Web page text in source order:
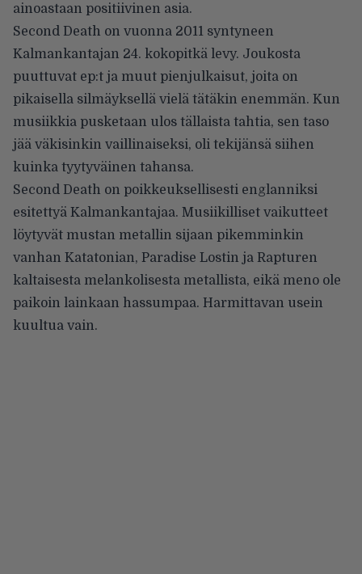
ainoastaan positiivinen asia.
Second Death on vuonna 2011 syntyneen
Kalmankantajan 24. kokopitkä levy. Joukosta
puuttuvat ep:t ja muut pienjulkaisut, joita on
pikaisella silmäyksellä vielä tätäkin enemmän. Kun
musiikkia pusketaan ulos tällaista tahtia, sen taso
jää väkisinkin vaillinaiseksi, oli tekijänsä siihen
kuinka tyytyväinen tahansa.
Second Death on poikkeuksellisesti englanniksi
esitettyä Kalmankantajaa. Musiikilliset vaikutteet
löytyvät mustan metallin sijaan pikemminkin
vanhan Katatonian, Paradise Lostin ja Rapturen
kaltaisesta melankolisesta metallista, eikä meno ole
paikoin lainkaan hassumpaa. Harmittavan usein
kuultua vain.